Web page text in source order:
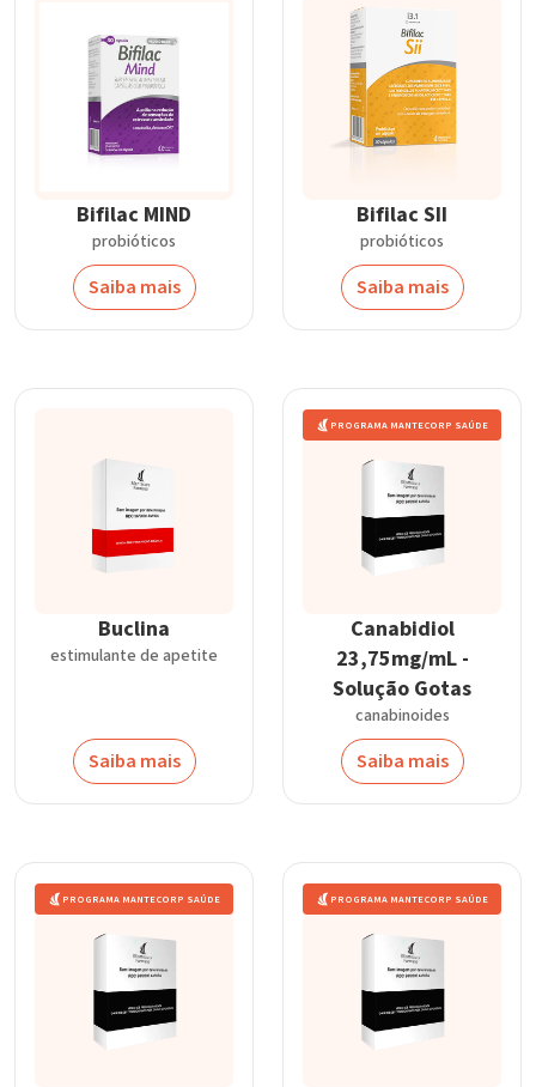
Bifilac MIND
probióticos
Saiba mais
Bifilac SII
probióticos
Saiba mais
Buclina
estimulante de apetite
Saiba mais
PROGRAMA MANTECORP SAÚDE
Canabidiol
23,75mg/mL -
Solução Gotas
canabinoides
Saiba mais
PROGRAMA MANTECORP SAÚDE PROGRAMA MANTECORP SAÚDE